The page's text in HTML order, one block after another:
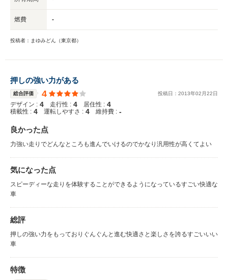
燃費 -
投稿者：まゆみどん（東京都）
押しの強い力がある
総合評価 4 投稿日： 2013年02 月22日
デザイン : 4 走行性 : 4 居住性 : 4
積載性 : 4 運転しやすさ : 4 維持費 : -
良かった点
力強い走りでどんなところも進んでいけるのでかなり汎用性が高くてよい
気になった点
スピーディーな走りを体験することができるようになっているすごい快適な
車
総評
押しの強い力をもっておりぐんぐんと進む快適さと楽しさを誇るすごいいい
車
特徴